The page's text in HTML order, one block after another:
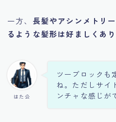
一方、 長髪やアシンメトリ
るような髪形は好ましくあり
はた公
ツーブロックも
ね。ただしサイ
ンチャな感じが